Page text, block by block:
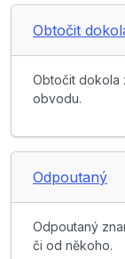
Obtočit
Obtočit dokola
obvodu.
Odpoutaný
Odpoutaný
či od někoho.